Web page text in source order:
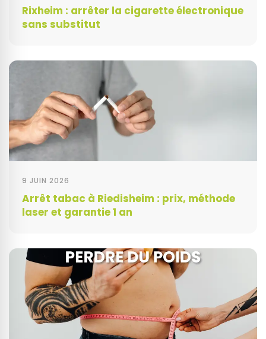
Rixheim : arrêter la cigarette électronique
sans substitut
9 JUIN 2026
Arrêt tabac à Riedisheim : prix, méthode
laser et garantie 1 an